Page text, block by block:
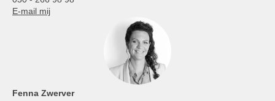
E-mail mij
Fenna Zwerver